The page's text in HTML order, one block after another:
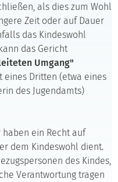
als dies zum Wohl
Zeit oder auf Dauer
das Kindeswohl
das Gericht
Umgang"
eines Dritten (etwa eines
des Jugendamts)
ein Recht auf
dem Kindeswohl dient.
des Kindes,
Verantwortung tragen